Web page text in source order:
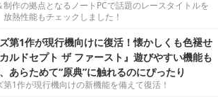
制作の拠点となるノートPCで話題のレースタイトルを
放熱性能もチェックしました！
第1作が現行機向けに復活！懐かしくも色褪せ
ルドセプト ザ ファースト』遊びやすい機能も
あらためて“原典”に触れるのにぴったり
第1作が現行機向けの新機能を備えて復活！